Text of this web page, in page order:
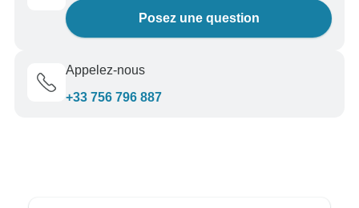
Posez une question
Appelez-nous
+33 756 796 887